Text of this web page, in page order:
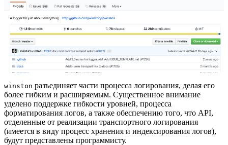
winston разъединяет части процесса логирования, делая его
более гибким и расширяемым. Существенное внимание
уделено поддержке гибкости уровней, процесса
форматирования логов, а также обеспечению того, что API,
отделенные от реализации транспортного логирования
(имеется в виду процесс хранения и индексирования логов),
будут представлены программисту.